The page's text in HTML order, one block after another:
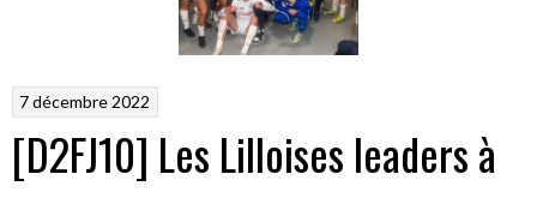
7 décembre 2022
[D2FJ10] Les Lilloises leaders à